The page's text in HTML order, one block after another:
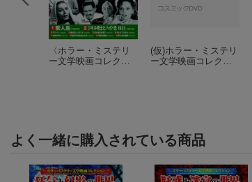
〈ホラー・ミステリ
ー文学映画コレクシ
(仮)ホラー・ミステリ
ー文学映画コレクシ
よく一緒に購入されている商品